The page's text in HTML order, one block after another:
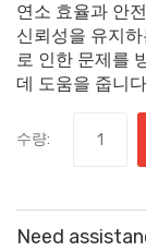
연소 효율과 안
신뢰성을 유지
로 인한 문제를
데 도움을 줍니
수량:
Need